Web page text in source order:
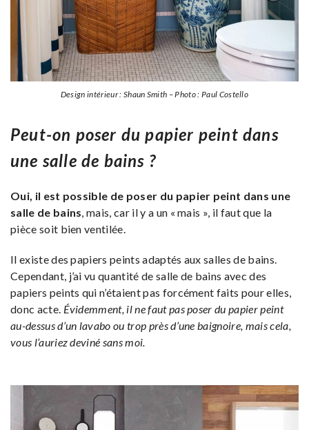
Design intérieur : Shaun Smith – Photo : Paul Costello
Peut-on poser du papier peint dans
une salle de bains ?
Oui, il est possible de poser du papier peint dans une
salle de bains, mais, car il y a un « mais », il faut que la
pièce soit bien ventilée.
Il existe des papiers peints adaptés aux salles de bains.
Cependant, j’ai vu quantité de salle de bains avec des
papiers peints qui n’étaient pas forcément faits pour elles,
donc acte. Évidemment, il ne faut pas poser du papier peint
au-dessus d’un lavabo ou trop près d’une baignoire, mais cela,
vous l’auriez deviné sans moi.